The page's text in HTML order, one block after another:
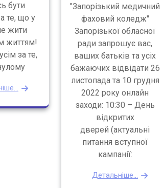
бути
те, що у
жити
життям!
за те,
"Запорізький медичний
фаховий коледж"
Запорізької обласної
ради запрошує вас,
ваших батьків та усіх
бажаючих відвідати 26
листопада та 10 грудня
2022 року онлайн
заходи: 10:30 – День
відкритих
дверей (актуальні
питання вступної
кампанії:
Детальніше...